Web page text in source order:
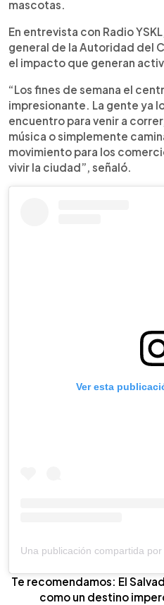
mascotas.
En entrevista con Radio
general de la Autoridad del
el impacto que generan
“Los fines de semana el
impresionante. La gente ya
encuentro para venir a
música o simplemente
movimiento para los
vivir la ciudad”, señaló.
Ver esta
Te recomendamos: El
como un destino